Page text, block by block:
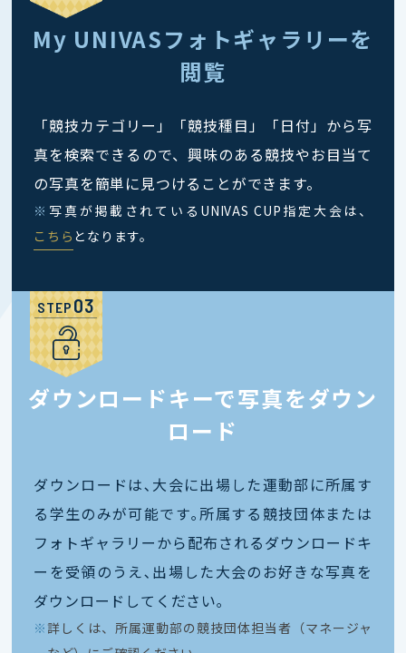
My UNIVASフォトギャラリーを
閲覧
「競技カテゴリー」「競技種目」「日付」から写
真を検索できるので、興味のある競技やお目当て
の写真を簡単に見つけることができます。
※ 写真が掲載されているUNIVAS CUP指定大会は、
こちら となります。
STEP
ダウンロードキーで写真をダウン
ロード
ダウンロードは､大会に出場した運動部に所属す
る学生のみが可能です｡所属する競技団体または
フォトギャラリーから配布されるダウンロードキ
ーを受領のうえ､出場した大会のお好きな写真を
ダウンロードしてください｡
※ 詳しくは、所属運動部の競技団体担当者（マネージャ